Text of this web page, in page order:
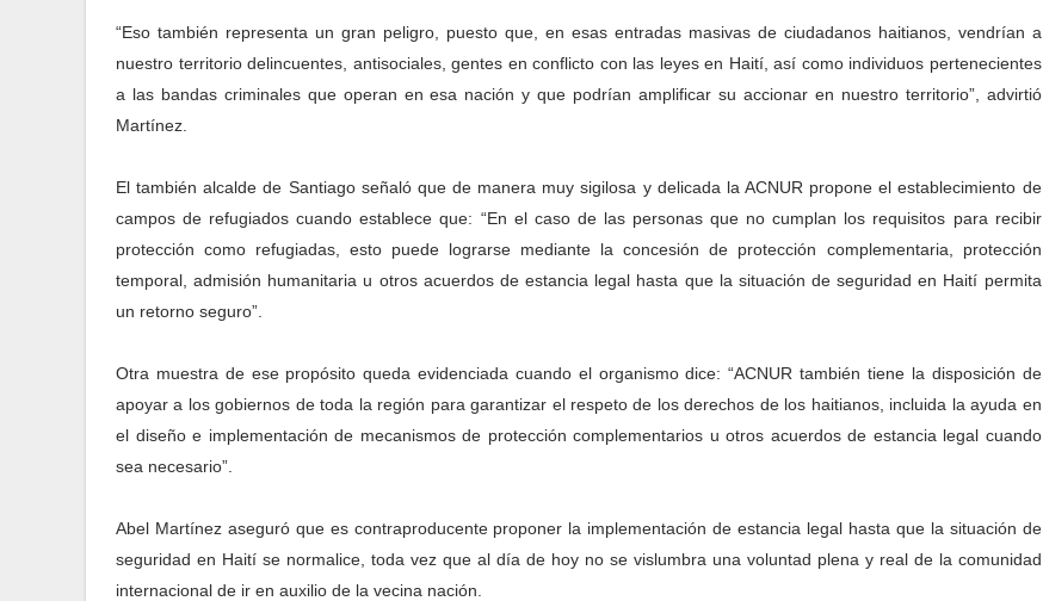
“Eso también representa un gran peligro, puesto que, en esas entradas masivas de ciudadanos haitianos, vendrían a
nuestro territorio delincuentes, antisociales, gentes en conflicto con las leyes en Haití, así como individuos pertenecientes
a las bandas criminales que operan en esa nación y que podrían amplificar su accionar en nuestro territorio”, advirtió
Martínez.
El también alcalde de Santiago señaló que de manera muy sigilosa y delicada la ACNUR propone el establecimiento de
campos de refugiados cuando establece que: “En el caso de las personas que no cumplan los requisitos para recibir
protección como refugiadas, esto puede lograrse mediante la concesión de protección complementaria, protección
temporal, admisión humanitaria u otros acuerdos de estancia legal hasta que la situación de seguridad en Haití permita
un retorno seguro”.
Otra muestra de ese propósito queda evidenciada cuando el organismo dice: “ACNUR también tiene la disposición de
apoyar a los gobiernos de toda la región para garantizar el respeto de los derechos de los haitianos, incluida la ayuda en
el diseño e implementación de mecanismos de protección complementarios u otros acuerdos de estancia legal cuando
sea necesario”.
Abel Martínez aseguró que es contraproducente proponer la implementación de estancia legal hasta que la situación de
seguridad en Haití se normalice, toda vez que al día de hoy no se vislumbra una voluntad plena y real de la comunidad
internacional de ir en auxilio de la vecina nación.